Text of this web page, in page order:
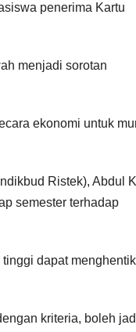
penerima Kartu
menjadi sorotan
ekonomi untuk
Ristek), Abdul
semester terhadap
dapat
kriteria, boleh